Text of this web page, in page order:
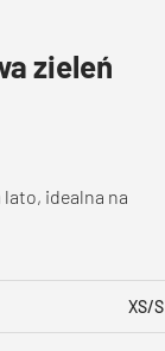
zieleń
idealna na
XS/S